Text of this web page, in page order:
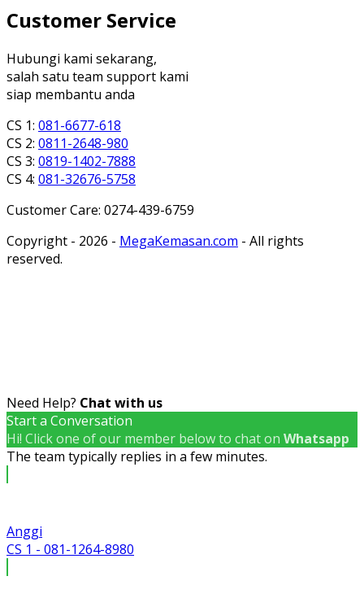
Customer Service
Hubungi kami sekarang,
salah satu team support kami
siap membantu anda
CS 1: 081-6677-618
CS 2: 0811-2648-980
CS 3: 0819-1402-7888
CS 4: 081-32676-5758
Customer Care: 0274-439-6759
Copyright - 2026 - MegaKemasan.com - All rights
reserved.
Need Help? Chat with us
Start a Conversation
Hi! Click one of our member below to chat on Whatsapp
The team typically replies in a few minutes.
Anggi
CS 1 - 081-1264-8980